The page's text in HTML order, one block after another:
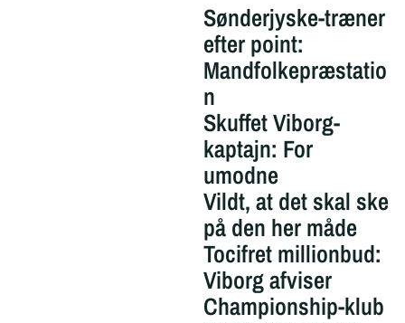
Sønderjyske-træner
efter point:
Mandfolkepræstatio
n
Skuffet Viborg-
kaptajn: For
umodne
Vildt, at det skal ske
på den her måde
Tocifret millionbud:
Viborg afviser
Championship-klub